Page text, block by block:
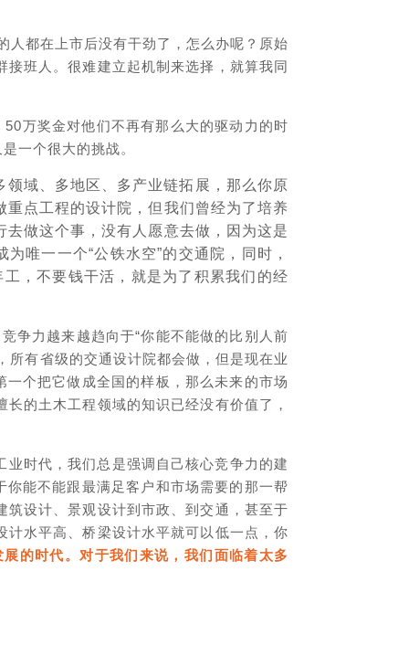
人都在上市后没有干劲了，怎么办呢？原始
班人。很难建立起机制来选择，就算我同
万奖金对他们不再有那么大的驱动力的时
一个很大的挑战。
域、多地区、多产业链拓展，那么你原
点工程的设计院，但我们曾经为了培养
做这个事，没有人愿意去做，因为这是
唯一一个“公铁水空”的交通院，同时，
，不要钱干活，就是为了积累我们的经
争力越来越趋向于“你能不能做的比别人前
所有省级的交通设计院都会做，但是现在业
个把它做成全国的样板，那么未来的市场
的土木工程领域的知识已经没有价值了，
业时代，我们总是强调自己核心竞争力的建
能不能跟最满足客户和市场需要的那一帮
设计、景观设计到市政、到交通，甚至于
水平高、桥梁设计水平就可以低一点，你
的时代。对于我们来说，我们面临着太多